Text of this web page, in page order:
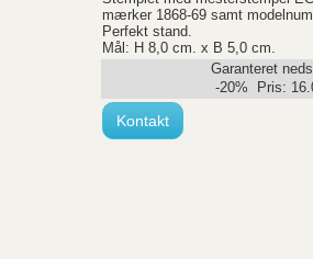
mærker 1868-69 samt
Perfekt stand.
Mål: H 8,0 cm. x B 5,0 cm.
Garanteret
-20% Pris:
Kontakt